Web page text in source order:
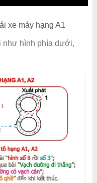
xe máy hạng A1
như hình phía dưới,